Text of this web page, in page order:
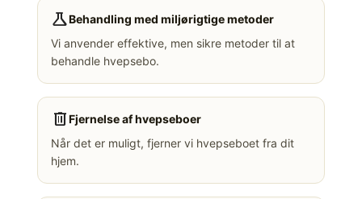
scienceBehandling med miljørigtige metoder
Vi anvender effektive, men sikre metoder til at
behandle hvepsebo.
deleteFjernelse af hvepseboer
Når det er muligt, fjerner vi hvepseboet fra dit
hjem.